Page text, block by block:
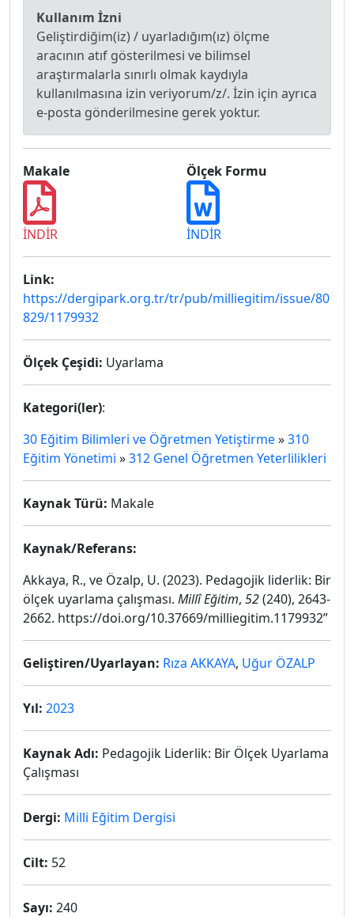
Kullanım İzni
Geliştirdiğim(iz) / uyarladığım(ız) ölçme
aracının atıf gösterilmesi ve bilimsel
araştırmalarla sınırlı olmak kaydıyla
kullanılmasına izin veriyorum/z/. İzin için ayrıca
e-posta gönderilmesine gerek yoktur.
Makale
İNDİR
Ölçek Formu
İNDİR
Link:
https://dergipark.org.tr/tr/pub/milliegitim/issue/80
829/1179932
Ölçek Çeşidi: Uyarlama
Kategori(ler):
30 Eğitim Bilimleri ve Öğretmen Yetiştirme»310
Eğitim Yönetimi »312 Genel Öğretmen Yeterlilikleri
Kaynak Türü: Makale
Kaynak/Referans:
Akkaya, R., ve Özalp, U. (2023). Pedagojik liderlik: Bir
ölçek uyarlama çalışması. Millî Eğitim, 52(240), 2643-
2662. https://doi.org/10.37669/milliegitim.1179932”
Geliştiren/Uyarlayan: Rıza AKKAYA, Uğur ÖZALP
Yıl: 2023
Kaynak Adı: Pedagojik Liderlik: Bir Ölçek Uyarlama
Çalışması
Dergi: Milli Eğitim Dergisi
Cilt: 52
Sayı: 240